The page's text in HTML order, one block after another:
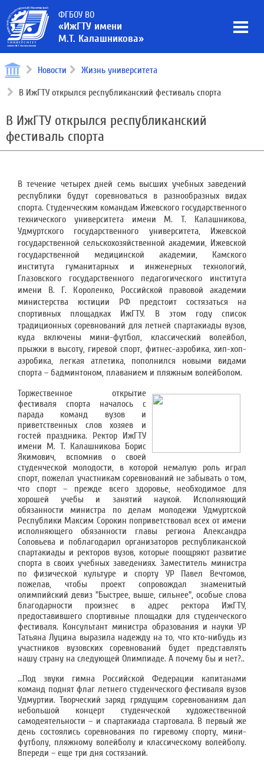
ФГБОУ ВО
«ИжГТУ имени
М.Т. Калашникова»
Новости Жизнь университета
В ИжГТУ открылся республиканский фестиваль спорта
В ИжГТУ открылся республиканский
фестиваль спорта
В течение четырех дней семь высших учебных заведений
республики будут соревноваться в разнообразных видах
спорта. Студенческим командам Ижевского государственного
технического университета имени М. Т. Калашникова,
Удмуртского государственного университета, Ижевской
государственной сельскохозяйственной академии, Ижевской
государственной медицинской академии, Камского
института гуманитарных и инженерных технологий,
Глазовского государственного педагогического института
имени В. Г. Короленко, Российской правовой академии
министерства юстиции РФ предстоит состязаться на
спортивных площадках ИжГТУ. В этом году список
традиционных соревнований для летней спартакиады вузов,
куда включены мини-футбол, классический волейбол,
прыжки в высоту, гиревой спорт, фитнес-аэробика, хип-хоп-
аэробика, легкая атлетика, пополнился новыми видами
спорта – бадминтоном, плаванием и пляжным волейболом.
Торжественное открытие
фестиваля спорта началось с
парада команд вузов и
приветственных слов хозяев и
гостей праздника. Ректор ИжГТУ
имени М. Т. Калашникова Борис
Якимович, вспомнив о своей
студенческой молодости, в которой немалую роль играл
спорт, пожелал участникам соревнований не забывать о том,
что спорт – прежде всего здоровье, необходимое для
хорошей учебы и занятий наукой. Исполняющий
обязанности министра по делам молодежи Удмуртской
Республики Максим Сорокин поприветствовал всех от имени
исполняющего обязанности главы региона Александра
Соловьева и поблагодарил организаторов республиканской
спартакиады и ректоров вузов, которые поощряют развитие
спорта в своих учебных заведениях. Заместитель министра
по физической культуре и спорту УР Павел Вечтомов,
пожелав, чтобы проект сопровождал знаменитый
олимпийский девиз "Быстрее, выше, сильнее", особые слова
благодарности произнес в адрес ректора ИжГТУ,
предоставившего спортивные площадки для студенческого
фестиваля. Консультант министра образования и науки УР
Татьяна Луцина выразила надежду на то, что кто-нибудь из
участников вузовских соревнований будет представлять
нашу страну на следующей Олимпиаде. А почему бы и нет?..
…Под звуки гимна Российской Федерации капитанами
команд поднят флаг летнего студенческого фестиваля вузов
Удмуртии. Творческий заряд грядущим соревнованиям дал
небольшой концерт студенческой художественной
самодеятельности – и спартакиада стартовала. В первый же
день состоялись соревнования по гиревому спорту, мини-
футболу, пляжному волейболу и классическому волейболу.
Впереди – еще три дня состязаний.